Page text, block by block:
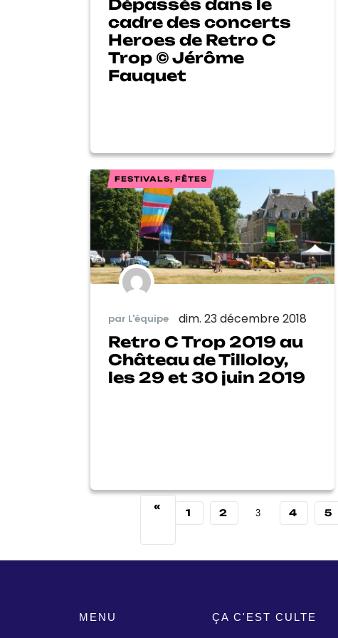
Dépassés dans le
cadre des concerts
Heroes de Retro C
Trop © Jérôme
Fauquet
FESTIVALS, FÊTES
par L'équipe dim. 23 décembre 2018
Retro C Trop 2019 au
Château de Tilloloy,
les 29 et 30 juin 2019
«
1 2 3 4 5
MENU ÇA C'EST CULTE